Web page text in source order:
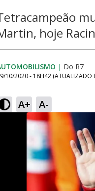
hoje
| Do R7
10/2020 - 18H42 (ATUALIZADO
A+ A-